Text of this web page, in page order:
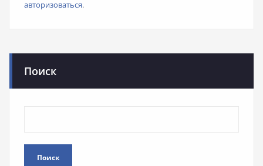
авторизоваться.
Поиск
Поиск